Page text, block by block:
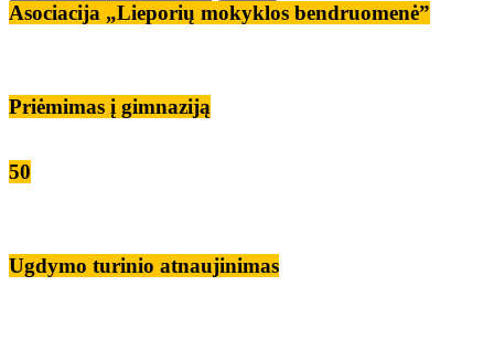
Asociacija „Lieporių mokyklos bendruomenė”
Priėmimas į gimnaziją
50
Ugdymo turinio atnaujinimas